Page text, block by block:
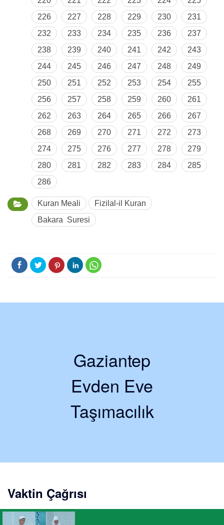
226
227 228 229 230
231
232
233 234 235 236
237
238
239 240 241 242
243
244
245 246 247 248
249
250
251 252 253 254
255
256
257 258 259 260
261
262
263 264 265 266
267
268
269 270 271 272
273
274
275 276 277 278
279
280
281 282 283 284
285
286
Kuran Meali
Fizilal-il Kuran
Bakara Suresi
Gaziantep
Evden Eve
Taşımacılık
Vaktin Çağrısı